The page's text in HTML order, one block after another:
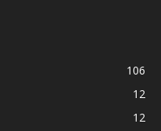
106
12
12